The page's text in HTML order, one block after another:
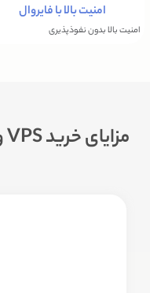
امنیت بالا با فایروال
امنیت بالا بدون نفوذپذیری
مزایای خرید VPS ویندوز از وی‌پی‌اس مارکت